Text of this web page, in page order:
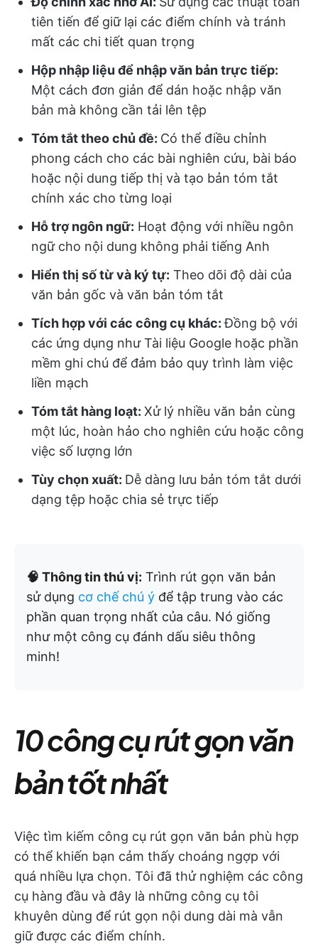
tiên tiến để giữ lại các điểm chính và tránh
mất các chi tiết quan trọng
Hộp nhập liệu để nhập văn bản trực tiếp:
Một cách đơn giản để dán hoặc nhập văn
bản mà không cần tải lên tệp
Tóm tắt theo chủ đề: Có thể điều chỉnh
phong cách cho các bài nghiên cứu, bài báo
hoặc nội dung tiếp thị và tạo bản tóm tắt
chính xác cho từng loại
Hỗ trợ ngôn ngữ: Hoạt động với nhiều ngôn
ngữ cho nội dung không phải tiếng Anh
Hiển thị số từ và ký tự: Theo dõi độ dài của
văn bản gốc và văn bản tóm tắt
Tích hợp với các công cụ khác:Đồng bộ với
các ứng dụng như Tài liệu Google hoặc phần
mềm ghi chú để đảm bảo quy trình làm việc
liền mạch
Tóm tắt hàng loạt: Xử lý nhiều văn bản cùng
một lúc, hoàn hảo cho nghiên cứu hoặc công
việc số lượng lớn
Tùy chọn xuất: Dễ dàng lưu bản tóm tắt dưới
dạng tệp hoặc chia sẻ trực tiếp
🧠 Thông tin thú vị: Trình rút gọn văn bản
sử dụng cơ chế chú ý để tập trung vào các
phần quan trọng nhất của câu. Nó giống
như một công cụ đánh dấu siêu thông
minh!
10 công cụ rút gọn văn
bản tốt nhất
Việc tìm kiếm công cụ rút gọn văn bản phù hợp
có thể khiến bạn cảm thấy choáng ngợp với
quá nhiều lựa chọn. Tôi đã thử nghiệm các công
cụ hàng đầu và đây là những công cụ tôi
khuyên dùng để rút gọn nội dung dài mà vẫn
giữ được các điểm chính.